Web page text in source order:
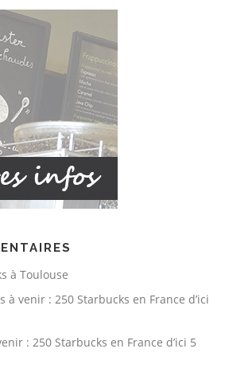
à Toulouse
à venir : 250 Starbucks en France d’ici
: 250 Starbucks en France d’ici 5